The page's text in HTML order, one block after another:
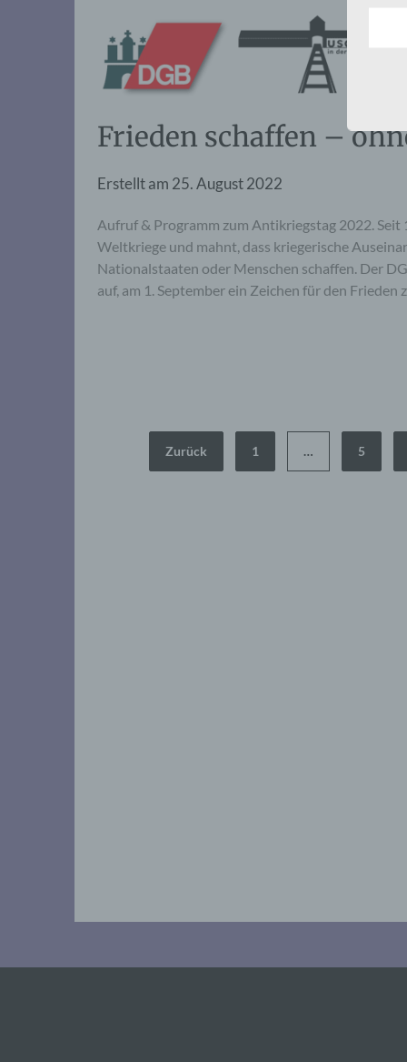
Frieden schaffen –
Erstellt am 25. August 2022
Aufruf & Programm zum Antikriegstag 2022. Seit
Weltkriege und mahnt, dass kriegerische
Nationalstaaten oder Menschen schaffen. Der
auf, am 1. September ein Zeichen für den Frieden
Seitennummerierung
Zurück 1 … 5